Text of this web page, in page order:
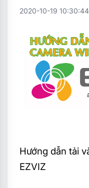
2020-10-19 10:30:44
Hướng dẫn tải
EZVIZ